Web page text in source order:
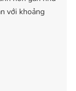
với khoảng